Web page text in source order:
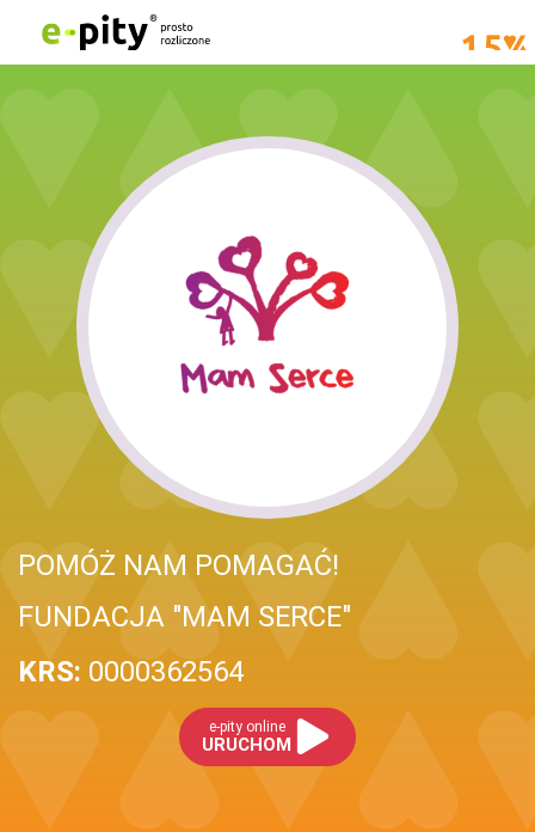
POMÓŻ NAM POMAGAĆ!
FUNDACJA "MAM SERCE"
KRS: 0000362564
e-pity online
URUCHOM